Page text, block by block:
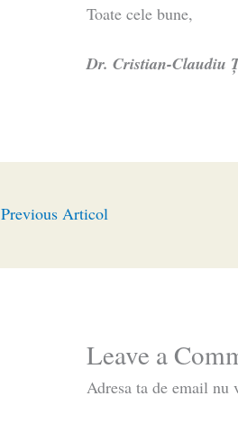
Toate cele bune,
Dr. Cristian-Claudiu
Previous Articol
Leave a
Adresa ta de email nu